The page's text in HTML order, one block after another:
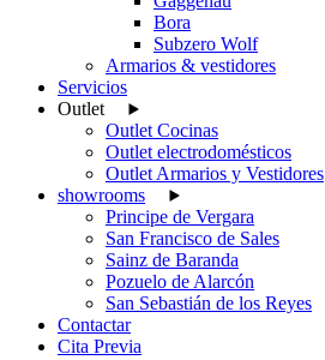
Bora
Subzero Wolf
Armarios & vestidores
Servicios
Outlet
Outlet Cocinas
Outlet electrodomésticos
Outlet Armarios y Vestidores
showrooms
Principe de Vergara
San Francisco de Sales
Sainz de Baranda
Pozuelo de Alarcón
San Sebastián de los Reyes
Contactar
Cita Previa